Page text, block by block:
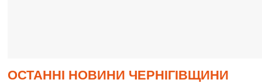
ОСТАННІ НОВИНИ ЧЕРНІГІВЩИНИ